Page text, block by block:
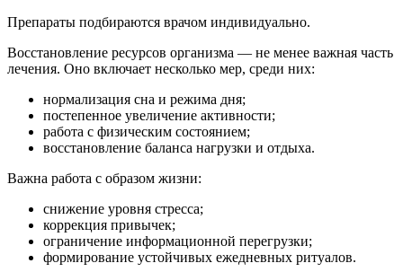
Препараты подбираются врачом индивидуально.
Восстановление ресурсов организма — не менее важная часть
лечения. Оно включает несколько мер, среди них:
нормализация сна и режима дня;
постепенное увеличение активности;
работа с физическим состоянием;
восстановление баланса нагрузки и отдыха.
Важна работа с образом жизни:
снижение уровня стресса;
коррекция привычек;
ограничение информационной перегрузки;
формирование устойчивых ежедневных ритуалов.